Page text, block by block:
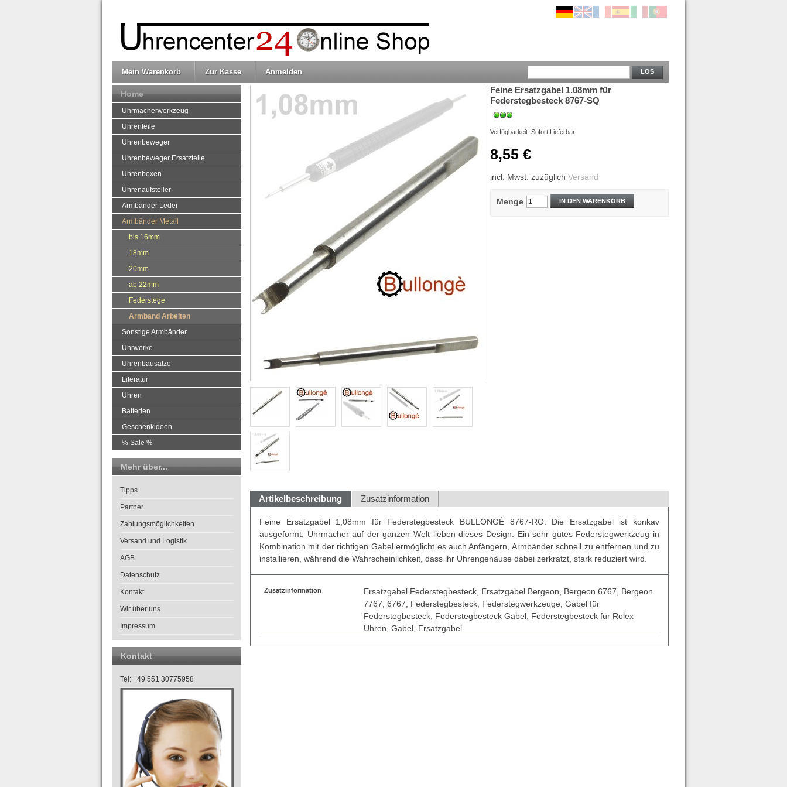
Mein Warenkorb Zur Kasse Anmelden LOS
Feine Ersatzgabel 1.08mm für
Federstegbesteck 8767-SQ
Verfügbarkeit: Sofort Lieferbar
8,55 €
incl. Mwst. zuzüglich Versand
Menge IN DEN WARENKORB
Artikelbeschreibung Zusatzinformation
Feine Ersatzgabel 1,08mm für Federstegbesteck BULLONGÈ 8767-RO. Die Ersatzgabel ist konkav
ausgeformt, Uhrmacher auf der ganzen Welt lieben dieses Design. Ein sehr gutes Federstegwerkzeug in
Kombination mit der richtigen Gabel ermöglicht es auch Anfängern, Armbänder schnell zu entfernen und zu
installieren, während die Wahrscheinlichkeit, dass ihr Uhrengehäuse dabei zerkratzt, stark reduziert wird.
Zusatzinformation
Ersatzgabel Federstegbesteck, Ersatzgabel Bergeon, Bergeon 6767, Bergeon
7767, 6767, Federstegbesteck, Federstegwerkzeuge, Gabel für
Federstegbesteck, Federstegbesteck Gabel, Federstegbesteck für Rolex
Uhren, Gabel, Ersatzgabel
Home
Uhrmacherwerkzeug
Uhrenteile
Uhrenbeweger
Uhrenbeweger Ersatzteile
Uhrenboxen
Uhrenaufsteller
Armbänder Leder
Armbänder Metall
bis 16mm
18mm
20mm
ab 22mm
Federstege
Armband Arbeiten
Sonstige Armbänder
Uhrwerke
Uhrenbausätze
Literatur
Uhren
Batterien
Geschenkideen
% Sale %
Mehr über...
Tipps
Partner
Zahlungsmöglichkeiten
Versand und Logistik
AGB
Datenschutz
Kontakt
Wir über uns
Impressum
Kontakt
Tel: +49 551 30775958